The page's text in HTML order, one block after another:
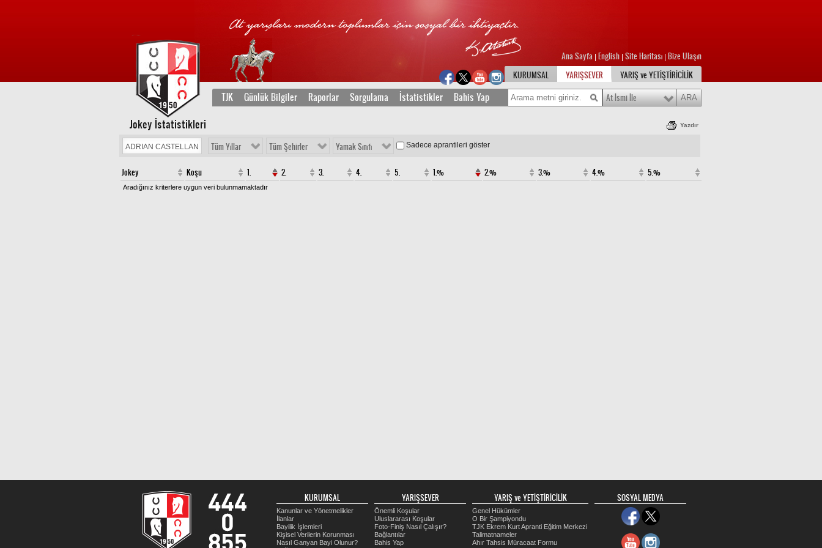
Ana Sayfa English Site Haritası Bize Ulaşın
KURUMSAL
YARIŞSEVER YARIŞ ve YETİŞTİRİCİLİK
TJK Günlük Bilgiler Raporlar Sorgulama İstatistikler Bahis Yap At İsmi İle
Jokey İstatistikleri Yazdır
Tüm Yıllar Tüm Şehirler Yamak Sınıfı Sadece aprantileri göster
Jokey Koşu 1. 2. 3. 4. 5. 1.% 2.% 3.% 4.% 5.%
Aradığınız kriterlere uygun veri bulunmamaktadır
KURUMSAL
Kanunlar ve Yönetmelikler
İlanlar
Bayilik İşlemleri
Kişisel Verilerin Korunması
Nasıl Ganyan Bayi Olunur?
YARIŞSEVER
Önemli Koşular
Uluslararası Koşular
Foto-Finiş Nasıl Çalışır?
Bağlantılar
Bahis Yap
YARIŞ ve YETİŞTİRİCİLİK
Genel Hükümler
O Bir Şampiyondu
TJK Ekrem Kurt Apranti Eğitim Merkezi
Talimatnameler
Ahır Tahsis Müracaat Formu
SOSYAL MEDYA